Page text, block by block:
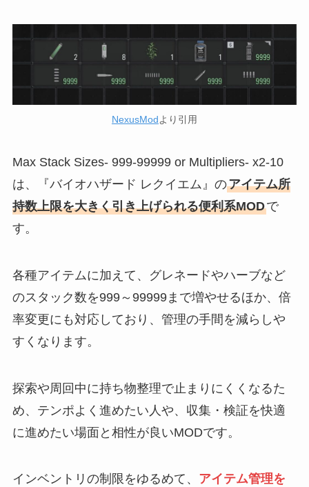
NexusModより引用
Max Stack Sizes- 999-99999 or Multipliers- x2-10
は、『バイオハザード レクイエム』のアイテム所
持数上限を大きく引き上げられる便利系MODで
す。
各種アイテムに加えて、グレネードやハーブなど
のスタック数を999～99999まで増やせるほか、倍
率変更にも対応しており、管理の手間を減らしや
すくなります。
探索や周回中に持ち物整理で止まりにくくなるた
め、テンポよく進めたい人や、収集・検証を快適
に進めたい場面と相性が良いMODです。
インベントリの制限をゆるめて、 アイテム管理を